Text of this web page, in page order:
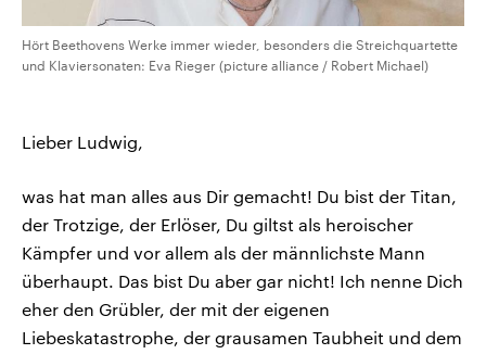
Hört Beethovens Werke immer wieder, besonders die Streichquartette
und Klaviersonaten: Eva Rieger (picture alliance / Robert Michael)
Lieber Ludwig,
was hat man alles aus Dir gemacht! Du bist der Titan,
der Trotzige, der Erlöser, Du giltst als heroischer
Kämpfer und vor allem als der männlichste Mann
überhaupt. Das bist Du aber gar nicht! Ich nenne Dich
eher den Grübler, der mit der eigenen
Liebeskatastrophe, der grausamen Taubheit und dem